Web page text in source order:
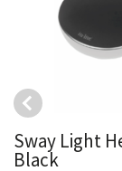
Sway Light
Black